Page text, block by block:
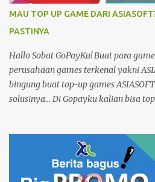
CekTagihanAplikasi, Gratis,
LoketPPOB, TopUp, goPayGojek, Grab
Finance, PDAM, TVKabel, Telepone,
Online24jam.
MAU TOP UP GAME DARI
PASTINYA
Hallo Sobat GoPayKu! Buat para
perusahaan games terkenal yakni
bingung buat top-up games
solusinya... Di Gopayku kalian bisa
Gopayku juga ada lhoo... Dan buka
pembayarannya bisa langsung
bayar dari mana saja Tersedia versi